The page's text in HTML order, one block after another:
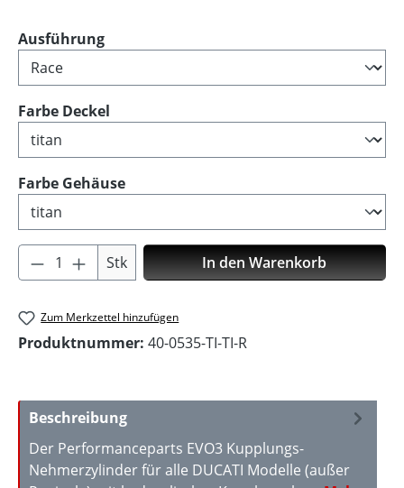
Ausführungauswählen
Farbe Deckel
Farbe Gehäuseauswählen
Produkt Anzahl: Gib den gewünschten
Stk In den Warenkorb
Zum Merkzettel hinzufügen
Produktnummer: 40-0535-TI-TI-R
Beschreibung
Der Performanceparts EVO3 Kupplungs-
Nehmerzylinder für alle DUCATI Modelle (außer